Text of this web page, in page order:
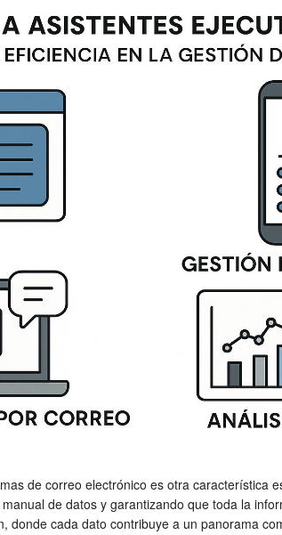
de correo electrónico es otra
de datos y garantizando que toda la
donde cada dato contribuye a un panorama